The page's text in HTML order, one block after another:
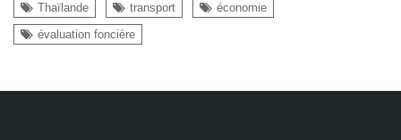
Thaïlande
transport
économie
évaluation foncière